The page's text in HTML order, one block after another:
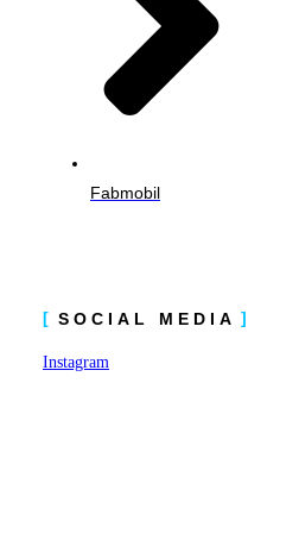
Fabmobil
SOCIAL MEDIA
Instagram